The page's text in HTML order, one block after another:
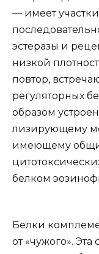
— имеет
эстеразы и
низкой
повтор,
регуляторных
образом
лизирующему
имеющему
белком
Белки
от «чужого».